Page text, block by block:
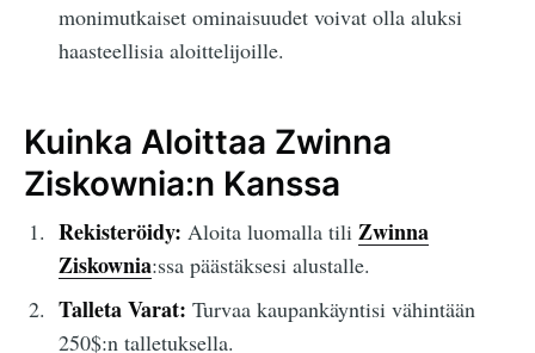
monimutkaiset ominaisuudet voivat olla aluksi
haasteellisia aloittelijoille.
Kuinka Aloittaa Zwinna
Ziskownia:n Kanssa
Rekisteröidy: Aloita luomalla tili Zwinna
Ziskownia:ssa päästäksesi alustalle.
Talleta Varat: Turvaa kaupankäyntisi vähintään
250$:n talletuksella.